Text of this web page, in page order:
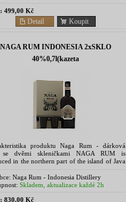
499,00 Kč
Koupit
Detail
NAGA RUM INDONESIA 2xSKLO
40%0,7l(kazeta
produktu Naga Rum - dárková
se dvěmi skleničkami NAGA RUM is
in the northern part of the island of Java
Indonesia...
Naga Rum - Indonesia Distillery
Skladem, aktualizace každé 2h
830,00 Kč